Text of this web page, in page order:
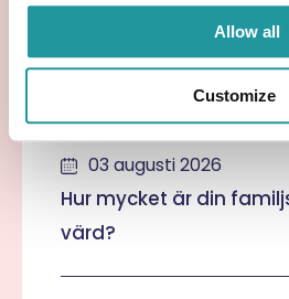
Allow all
Customize
Senaste
03 augusti 2026
Hur mycket är din
värd?